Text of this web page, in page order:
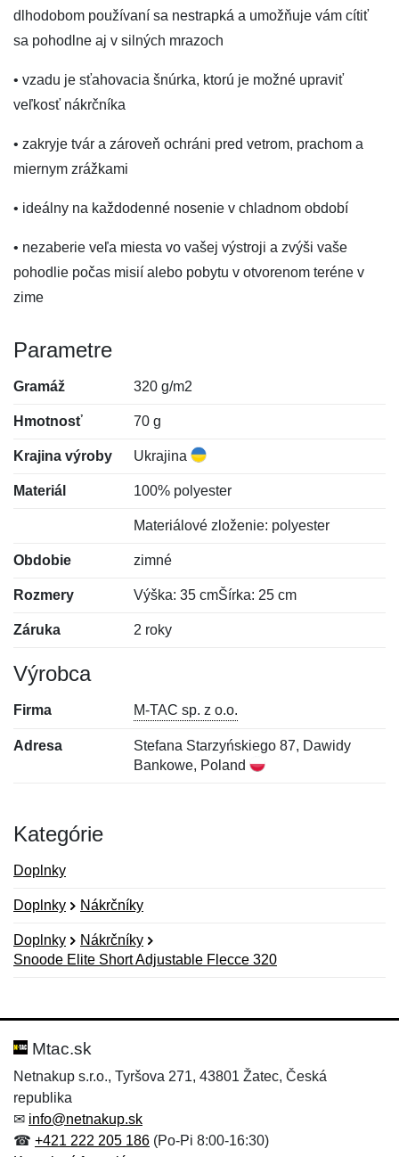
dlhodobom používaní sa nestrapká a umožňuje vám cítiť
sa pohodlne aj v silných mrazoch
• vzadu je sťahovacia šnúrka, ktorú je možné upraviť
veľkosť nákrčníka
• zakryje tvár a zároveň ochráni pred vetrom, prachom a
miernym zrážkami
• ideálny na každodenné nosenie v chladnom období
• nezaberie veľa miesta vo vašej výstroji a zvýši vaše
pohodlie počas misií alebo pobytu v otvorenom teréne v
zime
Parametre
Gramáž 320 g/m2
Hmotnosť 70 g
Krajina výroby Ukrajina
Materiál 100% polyester
Materiálové zloženie: polyester
Obdobie zimné
Rozmery Výška: 35 cmŠírka: 25 cm
Záruka 2 roky
Výrobca
Firma M-TAC sp. z o.o.
Adresa
Stefana Starzyńskiego 87, Dawidy
Bankowe, Poland
Kategórie
Doplnky
Doplnky Nákrčníky
Doplnky
Nákrčníky
Snoode Elite Short Adjustable Flecce 320
Hodnotenie:
Meno:*
Meno:
E-mail:*
Mtac.sk
Netnakup s.r.o., Tyršova 271, 43801 Žatec, Česká
republika
✉ info@netnakup.sk
☎ +421 222 205 186 (Po-Pi 8:00-16:30)